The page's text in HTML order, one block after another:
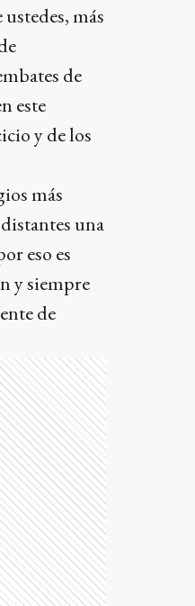
más
de
este
y de los
más
una
eso es
y siempre
de